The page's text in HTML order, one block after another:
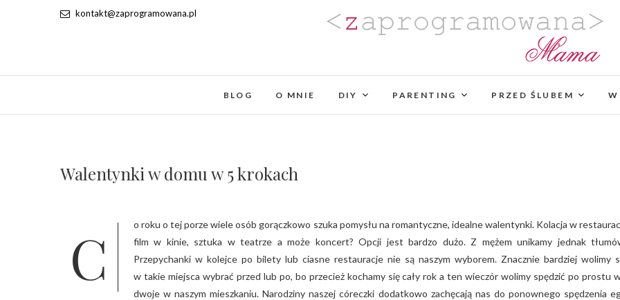
kontakt@zaprogramowana.pl
Zaprogramowana Mama
PROJEKTOWANIA
BLOG O MNIE DIY PARENTING PRZED ŚLUBEM
Walentynki w domu w 5 krokach
Co roku o tej porze wiele osób gorączkowo szuka pomysłu na romantyczne, idealne walentynki. Kolacja w restauracji,
film w kinie, sztuka w teatrze a może koncert? Opcji jest bardzo dużo. Z mężem unikamy jednak
Przepychanki w kolejce po bilety lub ciasne restauracje nie są naszym wyborem. Znacznie bardziej wolimy
w takie miejsca wybrać przed lub po, bo przecież kochamy się cały rok a ten wieczór wolimy spędzić po prostu
dwoje w naszym mieszkaniu. Narodziny naszej córeczki dodatkowo zachęcają nas do ponownego spędzenia